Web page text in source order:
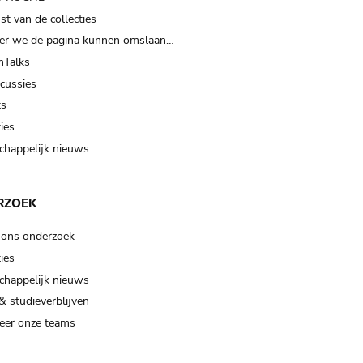
van de collecties
we de pagina kunnen omslaan…
nieuws
onderzoek
nieuws
studieverblijven
onze teams